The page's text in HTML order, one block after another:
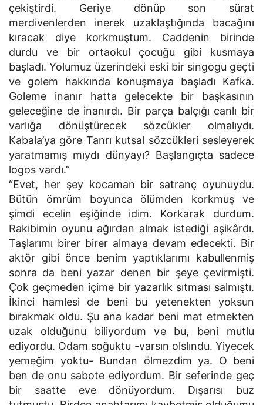
çekiştirdi. Geriye dönüp son sürat
merdivenlerden inerek uzaklaştığında bacağını
kıracak diye korkmuştum. Caddenin birinde
durdu ve bir ortaokul çocuğu gibi kusmaya
başladı. Yolumuz üzerindeki eski bir singogu geçti
ve golem hakkında konuşmaya başladı Kafka.
Goleme inanır hatta gelecekte bir başkasının
geleceğine de inanırdı. Bir parça balçığı canlı bir
varlığa dönüştürecek sözcükler olmalıydı.
Kabala’ya göre Tanrı kutsal sözcükleri sesleyerek
yaratmamış mıydı dünyayı? Başlangıçta sadece
logos vardı.”
“Evet, her şey kocaman bir satranç oyunuydu.
Bütün ömrüm boyunca ölümden korkmuş ve
şimdi ecelin eşiğinde idim. Korkarak durdum.
Rakibimin oyunu ağırdan almak istediği aşikârdı.
Taşlarımı birer birer almaya devam edecekti. Bir
aktör gibi önce benim yaptıklarımı kabullenmiş
sonra da beni yazar denen bir şeye çevirmişti.
Çok geçmeden içime bir yazarlık sıtması salmıştı.
İkinci hamlesi de beni bu yetenekten yoksun
bırakmak oldu. Şu ana kadar beni mat etmekten
uzak olduğunu biliyordum ve bu, beni mutlu
ediyordu. Odam soğuktu -varsın olslındu. Yiyecek
yemeğim yoktu- Bundan ölmezdim ya. O beni
ben de onu sabote ediyordum. Bir seferinde geç
bir saatte eve dönüyordum. Dışarısı buz